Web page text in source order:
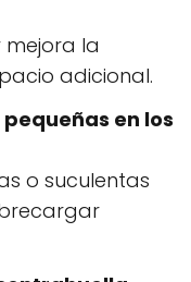
la
adicional.
en los
o suculentas